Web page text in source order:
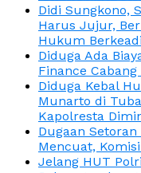
Didi Sungkono,
Harus Jujur,
Hukum
Diduga Ada
Finance
Diduga Kebal
Munarto di
Kapolresta
Dugaan Setoran
Mencuat,
Jelang HUT